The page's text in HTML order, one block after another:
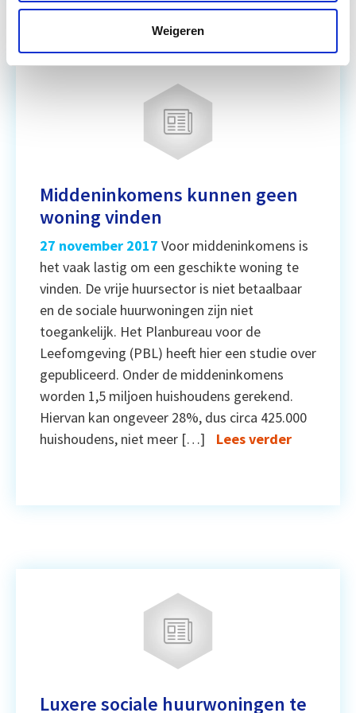
Weigeren
Middeninkomens kunnen geen
woning vinden
27 november 2017 Voor middeninkomens is
het vaak lastig om een geschikte woning te
vinden. De vrije huursector is niet betaalbaar
en de sociale huurwoningen zijn niet
toegankelijk. Het Planbureau voor de
Leefomgeving (PBL) heeft hier een studie over
gepubliceerd. Onder de middeninkomens
worden 1,5 miljoen huishoudens gerekend.
Hiervan kan ongeveer 28%, dus circa 425.000
huishoudens, niet meer […]
Lees verder
Luxere sociale huurwoningen te